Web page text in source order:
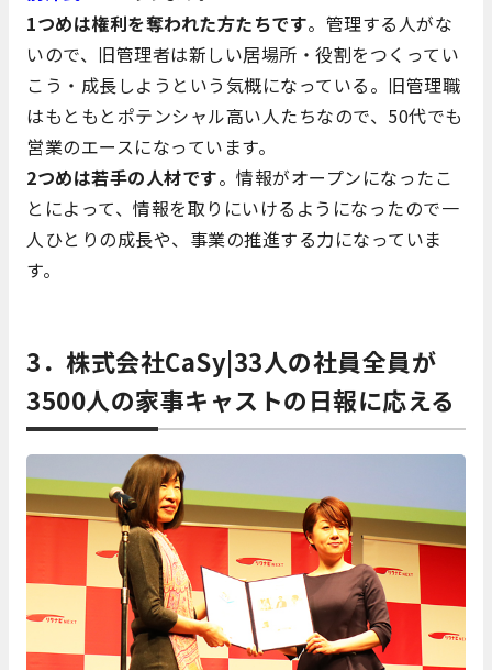
1つめは権利を奪われた方たちです。管理する人がな
いので、旧管理者は新しい居場所・役割をつくってい
こう・成長しようという気概になっている。旧管理職
はもともとポテンシャル高い人たちなので、50代でも
営業のエースになっています。
2つめは若手の人材です。情報がオープンになったこ
とによって、情報を取りにいけるようになったので一
人ひとりの成長や、事業の推進する力になっていま
す。
3．株式会社CaSy|33人の社員全員が
3500人の家事キャストの日報に応える